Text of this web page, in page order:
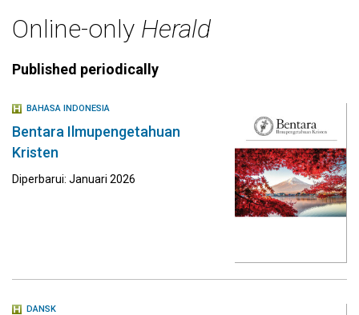
Online-only Herald
Published periodically
BAHASA INDONESIA
Bentara Ilmupengetahuan
Kristen
Diperbarui: Januari 2026
DANSK